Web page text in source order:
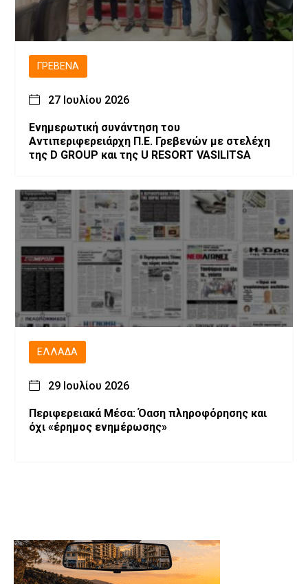
ΓΡΕΒΕΝΆ
27 Ιουλίου 2026
Ενημερωτική συνάντηση του
Αντιπεριφερειάρχη Π.Ε. Γρεβενών με στελέχη
της D GROUP και της U RESORT VASILITSA
ΕΛΛΆΔΑ
29 Ιουλίου 2026
Περιφερειακά Μέσα: Όαση πληροφόρησης και
όχι «έρημος ενημέρωσης»